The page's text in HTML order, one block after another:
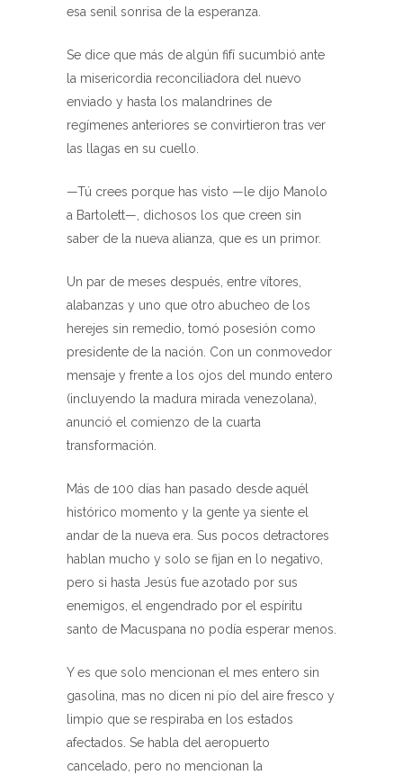
esa senil sonrisa de la esperanza.
Se dice que más de algún fifí sucumbió ante
la misericordia reconciliadora del nuevo
enviado y hasta los malandrines de
regímenes anteriores se convirtieron tras ver
las llagas en su cuello.
—Tú crees porque has visto —le dijo Manolo
a Bartolett—, dichosos los que creen sin
saber de la nueva alianza, que es un primor.
Un par de meses después, entre vítores,
alabanzas y uno que otro abucheo de los
herejes sin remedio, tomó posesión como
presidente de la nación. Con un conmovedor
mensaje y frente a los ojos del mundo entero
(incluyendo la madura mirada venezolana),
anunció el comienzo de la cuarta
transformación.
Más de 100 días han pasado desde aquél
histórico momento y la gente ya siente el
andar de la nueva era. Sus pocos detractores
hablan mucho y solo se fijan en lo negativo,
pero si hasta Jesús fue azotado por sus
enemigos, el engendrado por el espíritu
santo de Macuspana no podía esperar menos.
Y es que solo mencionan el mes entero sin
gasolina, mas no dicen ni pío del aire fresco y
limpio que se respiraba en los estados
afectados. Se habla del aeropuerto
cancelado, pero no mencionan la